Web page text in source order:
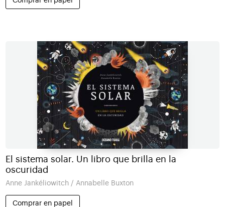
El sistema solar. Un libro que brilla en la
oscuridad
Anne Jankéliowitch / Annabelle Buxton
Comprar en papel